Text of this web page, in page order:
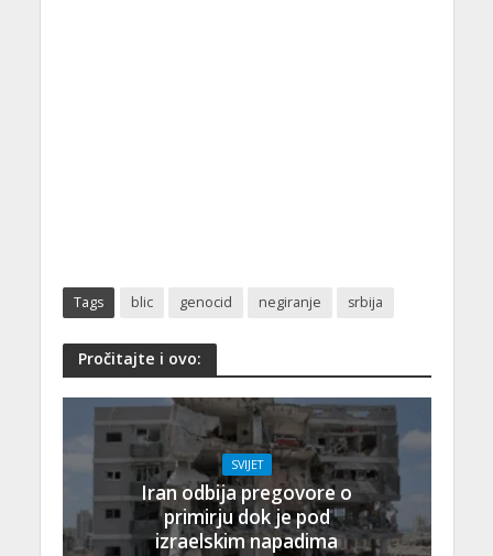
Tags blic genocid negiranje srbija
Pročitajte i ovo:
SVIJET
Iran odbija pregovore o
primirju dok je pod
izraelskim napadima